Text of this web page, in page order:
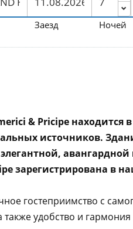
Заезд Ночей
& Pricipe
источников.
зарегистрирована в
гостеприимство с
также удобство и